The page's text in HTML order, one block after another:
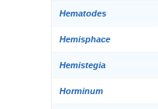
Hematodes
Hemisphace
Hemistegia
Horminum